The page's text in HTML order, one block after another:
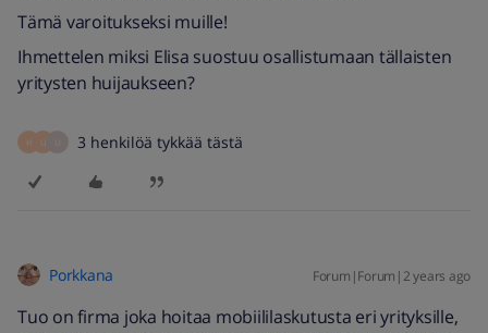
Tämä varoitukseksi muille!
Ihmettelen miksi Elisa suostuu osallistumaan tällaisten
yritysten huijaukseen?
H U 3 henkilöä tykkää tästä
Porkkana Forum|Forum|2 years ago
Tuo on firma joka hoitaa mobiililaskutusta eri yrityksille,